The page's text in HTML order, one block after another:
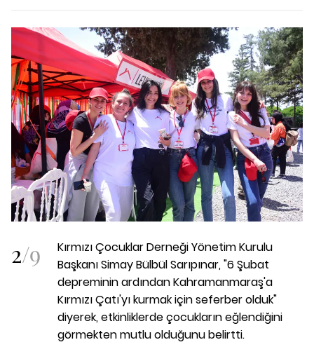
2/9
Kırmızı Çocuklar Derneği Yönetim Kurulu
Başkanı Simay Bülbül Sarıpınar, "6 Şubat
depreminin ardından Kahramanmaraş'a
Kırmızı Çatı'yı kurmak için seferber olduk"
diyerek, etkinliklerde çocukların eğlendiğini
görmekten mutlu olduğunu belirtti.